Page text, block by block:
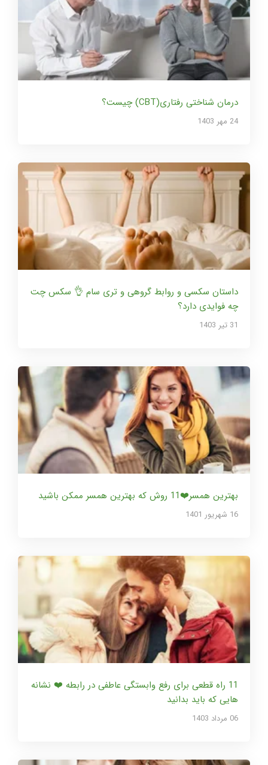
درمان شناختی رفتاری(CBT) چیست؟
24 مهر 1403
داستان سکسی و روابط گروهی و تری سام 👌 سکس چت
چه فوایدی دارد؟
31 تير 1403
بهترین همسر❤️11 روش که بهترین همسر ممکن باشید
16 شهریور 1401
11 راه قطعی برای رفع وابستگی عاطفی در رابطه ❤️ نشانه
هایی که باید بدانید
06 مرداد 1403